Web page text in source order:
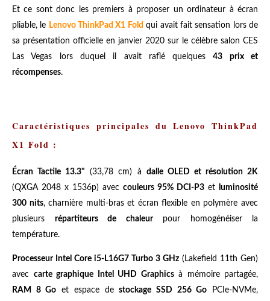
Et ce sont donc les premiers à proposer un ordinateur à écran
pliable, le Lenovo ThinkPad X1 Fold qui avait fait sensation lors de
sa présentation officielle en janvier 2020 sur le célèbre salon CES
Las Vegas lors duquel il avait raflé quelques43 prix et
récompenses.
Caractéristiques principales du Lenovo ThinkPad
X1 Fold :
Écran Tactile 13.3" (33,78 cm) à dalle OLED et résolution 2K
(QXGA 2048 x 1536p) avec couleurs 95% DCI-P3 et
luminosité
300 nits, charnière multi-bras et écran flexible en polymère avec
plusieurs répartiteurs de chaleurpour homogénéiser la
température.
Processeur Intel Core i5-L16G7 Turbo 3 GHz (Lakefield 11th Gen)
avec carte graphique Intel UHD Graphicsà mémoire partagée,
RAM 8 Go et espace destockage SSD 256 Go PCIe-NVMe,